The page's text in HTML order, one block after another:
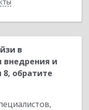
в
внедрения и
обратите